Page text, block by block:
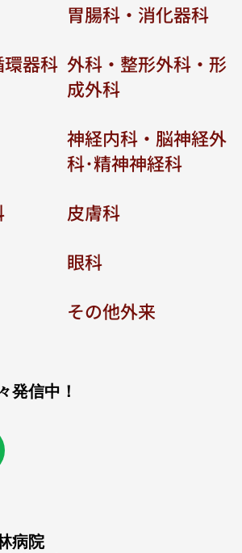
胃腸科・消化器科
器科 外科・整形外科・形
成外科
神経内科・脳神経外
科･精神神経科
皮膚科
眼科
その他外来
発信中！
病院